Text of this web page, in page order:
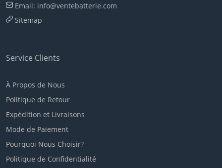
Email: info@ventebatterie.com
Sitemap
Service Clients
À Propos de Nous
Politique de Retour
Expédition et Livraisons
Mode de Paiement
Pourquoi Nous Choisir?
Politique de Confidentialité